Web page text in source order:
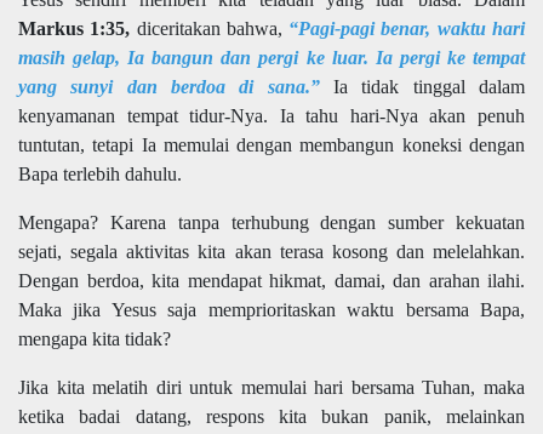
Markus 1:35, diceritakan bahwa, “Pagi-pagi benar, waktu hari
masih gelap, Ia bangun dan pergi ke luar. Ia pergi ke tempat
yang sunyi dan berdoa di sana.”Ia tidak tinggal dalam
kenyamanan tempat tidur-Nya. Ia tahu hari-Nya akan penuh
tuntutan, tetapi Ia memulai dengan membangun koneksi dengan
Bapa terlebih dahulu.
Mengapa? Karena tanpa terhubung dengan sumber kekuatan
sejati, segala aktivitas kita akan terasa kosong dan melelahkan.
Dengan berdoa, kita mendapat hikmat, damai, dan arahan ilahi.
Maka jika Yesus saja memprioritaskan waktu bersama Bapa,
mengapa kita tidak?
Jika kita melatih diri untuk memulai hari bersama Tuhan, maka
ketika badai datang, respons kita bukan panik, melainkan